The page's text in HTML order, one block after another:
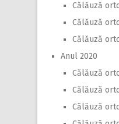
Călăuză
Călăuză
Călăuză
Anul 2020
Călăuză
Călăuză
Călăuză